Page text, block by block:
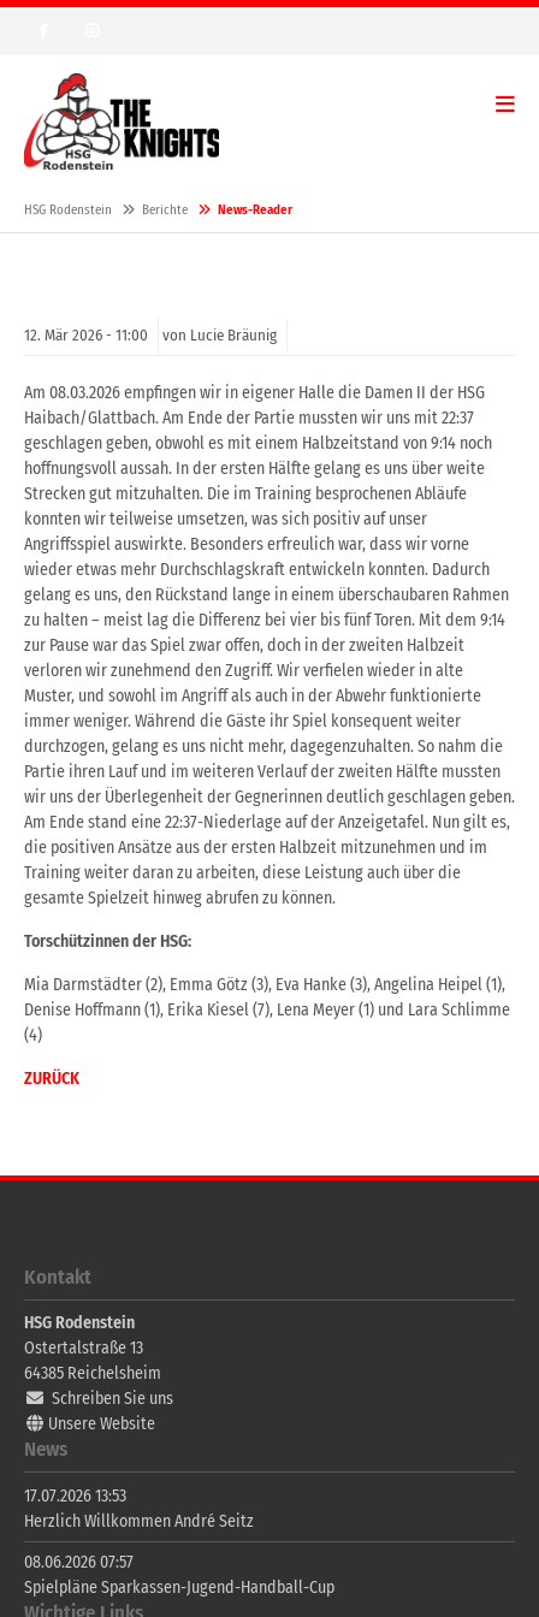
HSG Rodenstein Berichte News-Reader
12. Mär 2026 - 11:00 von Lucie Bräunig
Am 08.03.2026 empfingen wir in eigener Halle die Damen II der HSG
Haibach/Glattbach. Am Endeder Partie mussten wir uns mit 22:37
geschlagen geben, obwohl es mit einem Halbzeitstand von9:14 noch
hoffnungsvoll aussah. In der ersten Hälfte gelang es uns über weite
Strecken gut mitzuhalten. Die im Training besprochenen Abläufe
konnten wir teilweise umsetzen, was sich positiv auf unser
Angriffsspielauswirkte. Besonders erfreulich war, dass wir vorne
wieder etwas mehr Durchschlagskraftentwickeln konnten. Dadurch
gelang es uns, den Rückstand lange in einem überschaubaren Rahmen
zu halten – meist lag die Differenz bei vier bis fünf Toren.Mit dem 9:14
zur Pause war das Spiel zwar offen, doch in der zweiten Halbzeit
verloren wirzunehmend den Zugriff. Wir verfielen wieder in alte
Muster, und sowohl im Angriff als auch in derAbwehr funktionierte
immer weniger. Während die Gäste ihr Spiel konsequent weiter
durchzogen,gelang es uns nicht mehr, dagegenzuhalten.So nahm die
Partie ihren Lauf und im weiteren Verlauf der zweiten Hälfte mussten
wir uns der Überlegenheit der Gegnerinnen deutlich geschlagen geben.
Am Ende stand eine 22:37-Niederlageauf der Anzeigetafel. Nun gilt es,
die positiven Ansätze aus der ersten Halbzeit mitzunehmen und im
Training weiterdaran zu arbeiten, diese Leistung auch über die
gesamte Spielzeit hinweg abrufen zu können.
Torschützinnen der HSG:
Mia Darmstädter (2), Emma Götz (3), Eva Hanke (3),Angelina Heipel (1),
Denise Hoffmann (1), Erika Kiesel (7), Lena Meyer (1) und Lara Schlimme
(4)
ZURÜCK
Kontakt
HSG Rodenstein
Ostertalstraße 13
64385 Reichelsheim
Schreiben Sie uns
Unsere Website
News
17.07.2026 13:53
Herzlich Willkommen André Seitz
08.06.2026 07:57
Spielpläne Sparkassen-Jugend-Handball-Cup
Wichtige Links